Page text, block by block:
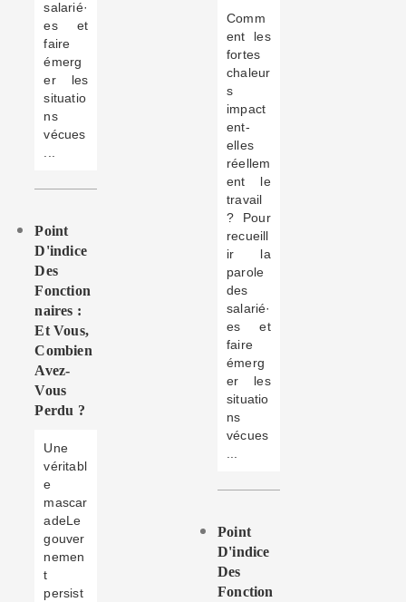
salarié·
es et
faire
émerg
er les
situatio
ns
vécues
Point
D'indice
Des
Fonction
Naires :
Et Vous,
Combien
Avez-
Vous
Perdu ?
Une
véritabl
e
mascar
adeLe
gouver
nemen
t
persist
Comm
ent les
fortes
chaleur
s
impact
ent-
elles
réellem
ent le
travail
? Pour
recueill
ir la
parole
des
salarié·
es et
faire
émerg
er les
situatio
ns
vécues
Point
D'indice
Des
Fonction